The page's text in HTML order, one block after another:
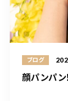
ブログ
顔パンパ